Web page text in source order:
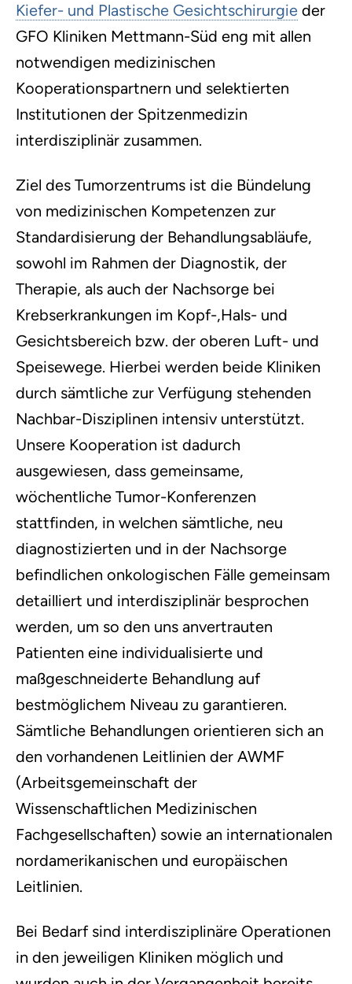
Kiefer- und Plastische Gesichtschirurgie der
GFO Kliniken Mettmann-Süd eng mit allen
notwendigen medizinischen
Kooperationspartnern und selektierten
Institutionen der Spitzenmedizin
interdisziplinär zusammen.
Ziel des Tumorzentrums ist die Bündelung
von medizinischen Kompetenzen zur
Standardisierung der Behandlungsabläufe,
sowohl im Rahmen der Diagnostik, der
Therapie, als auch der Nachsorge bei
Krebserkrankungen im Kopf-,Hals- und
Gesichtsbereich bzw. der oberen Luft- und
Speisewege. Hierbei werden beide Kliniken
durch sämtliche zur Verfügung stehenden
Nachbar-Disziplinen intensiv unterstützt.
Unsere Kooperation ist dadurch
ausgewiesen, dass gemeinsame,
wöchentliche Tumor-Konferenzen
stattfinden, in welchen sämtliche, neu
diagnostizierten und in der Nachsorge
befindlichen onkologischen Fälle gemeinsam
detailliert und interdisziplinär besprochen
werden, um so den uns anvertrauten
Patienten eine individualisierte und
maßgeschneiderte Behandlung auf
bestmöglichem Niveau zu garantieren.
Sämtliche Behandlungen orientieren sich an
den vorhandenen Leitlinien der AWMF
(Arbeitsgemeinschaft der
Wissenschaftlichen Medizinischen
Fachgesellschaften) sowie an internationalen
nordamerikanischen und europäischen
Leitlinien.
Bei Bedarf sind interdisziplinäre Operationen
in den jeweiligen Kliniken möglich und